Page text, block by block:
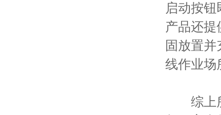
启动按
产品还
固放置
线作业场
综上所